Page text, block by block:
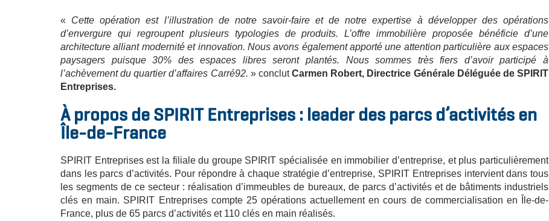
« Cette opération est l’illustration de notre savoir-faire et de notre expertise à développer des opérations
d’envergure qui regroupent plusieurs typologies de produits. L’offre immobilière proposée bénéficie d’une
architecture alliant modernité et innovation. Nous avons également apporté une attention particulière aux espaces
paysagers puisque 30% des espaces libres seront plantés. Nous sommes très fiers d’avoir participé à
l’achèvement du quartier d’affaires Carré92. » conclutCarmen Robert, Directrice Générale Déléguée de SPIRIT
Entreprises.
À propos de SPIRIT Entreprises : leader des parcs d’activités en
Île-de-France
SPIRIT Entreprises est la filiale du groupe SPIRIT spécialisée en immobilier d’entreprise, et plus particulièrement
dans les parcs d’activités. Pour répondre à chaque stratégie d’entreprise, SPIRIT Entreprises intervient dans tous
les segments de ce secteur : réalisation d’immeubles de bureaux, de parcs d’activités et de bâtiments industriels
clés en main. SPIRIT Entreprises compte 25 opérations actuellement en cours de commercialisation en Île-de-
France, plus de 65 parcs d’activités et 110 clés en main réalisés.